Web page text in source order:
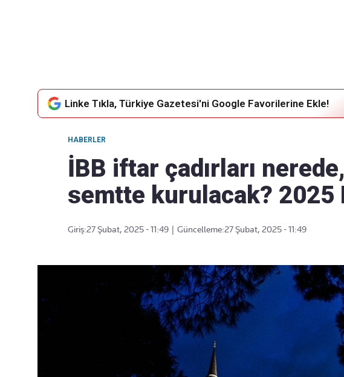
Linke Tıkla, Türkiye Gazetesi'ni Google Favorilerine Ekle!
HABERLER
İBB iftar çadırları
semtte kurulacak? 2025
Giriş:27 Şubat, 2025 - 11:49 Güncelleme:27 Şubat, 2025 - 11:49